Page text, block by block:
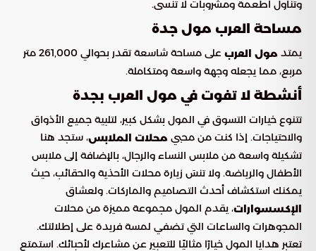
وتناول أطعمة ومشروبات لا تُنسى.
مساحة العرب مول جدة
يمتد مول العرب
على مساحة شاسعة تقدر بحوالي 261,000 متر
مربع، مما يجعله وجهة واسعة ومتكاملة.
أنشطة لا تفوت في مول العرب بجدة
تتنوع خيارات التسوق في المول بشكل كبير، لتلبية جميع الأذواق
والاحتياجات. إذا كنت من محبي محلات الملابس، ستجد هنا
تشكيلة واسعة من ملابس النساء والرجال، بالإضافة إلى ملابس
الأطفال والرياضة. ولا تنسَ زيارة محلات الأحذية والحقائب، حيث
يمكنك استكشاف أحدث التصاميم والماركات. ولعشاق
الإكسسوارات، يقدم المول مجموعة مميزة من محلات
المجوهرات والساعات التي تضفي لمسة فريدة على إطلالتك.
تعتبر هدايا المول خيارًا مثاليًا للتعبير عن مشاعرك لأحبائك. استمتع